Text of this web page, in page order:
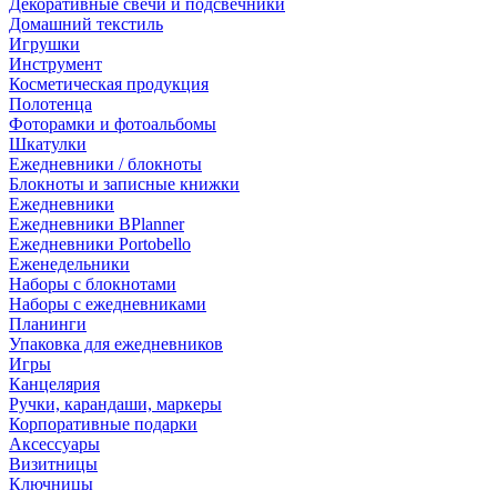
Декоративные свечи и подсвечники
Домашний текстиль
Игрушки
Инструмент
Косметическая продукция
Полотенца
Фоторамки и фотоальбомы
Шкатулки
Ежедневники / блокноты
Блокноты и записные книжки
Ежедневники
Ежедневники BPlanner
Ежедневники Portobello
Еженедельники
Наборы с блокнотами
Наборы с ежедневниками
Планинги
Упаковка для ежедневников
Игры
Канцелярия
Ручки, карандаши, маркеры
Корпоративные подарки
Аксессуары
Визитницы
Ключницы